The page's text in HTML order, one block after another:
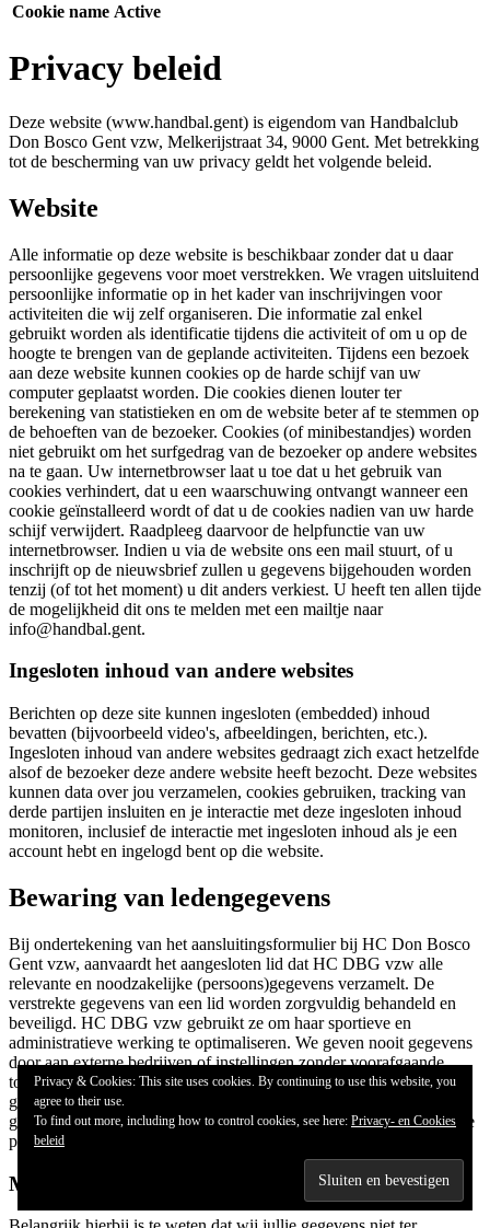
Cookie name Active
Privacy beleid
Deze website (www.handbal.gent) is eigendom van Handbalclub
Don Bosco Gent vzw, Melkerijstraat 34, 9000 Gent. Met betrekking
tot de bescherming van uw privacy geldt het volgende beleid.
Website
Alle informatie op deze website is beschikbaar zonder dat u daar
persoonlijke gegevens voor moet verstrekken. We vragen uitsluitend
persoonlijke informatie op in het kader van inschrijvingen voor
activiteiten die wij zelf organiseren. Die informatie zal enkel
gebruikt worden als identificatie tijdens die activiteit of om u op de
hoogte te brengen van de geplande activiteiten. Tijdens een bezoek
aan deze website kunnen cookies op de harde schijf van uw
computer geplaatst worden. Die cookies dienen louter ter
berekening van statistieken en om de website beter af te stemmen op
de behoeften van de bezoeker. Cookies (of minibestandjes) worden
niet gebruikt om het surfgedrag van de bezoeker op andere websites
na te gaan. Uw internetbrowser laat u toe dat u het gebruik van
cookies verhindert, dat u een waarschuwing ontvangt wanneer een
cookie geïnstalleerd wordt of dat u de cookies nadien van uw harde
schijf verwijdert. Raadpleeg daarvoor de helpfunctie van uw
internetbrowser. Indien u via de website ons een mail stuurt, of u
inschrijft op de nieuwsbrief zullen u gegevens bijgehouden worden
tenzij (of tot het moment) u dit anders verkiest. U heeft ten allen tijde
de mogelijkheid dit ons te melden met een mailtje naar
info@handbal.gent.
Ingesloten inhoud van andere websites
Berichten op deze site kunnen ingesloten (embedded) inhoud
bevatten (bijvoorbeeld video's, afbeeldingen, berichten, etc.).
Ingesloten inhoud van andere websites gedraagt zich exact hetzelfde
alsof de bezoeker deze andere website heeft bezocht. Deze websites
kunnen data over jou verzamelen, cookies gebruiken, tracking van
derde partijen insluiten en je interactie met deze ingesloten inhoud
monitoren, inclusief de interactie met ingesloten inhoud als je een
account hebt en ingelogd bent op die website.
Bewaring van ledengegevens
Bij ondertekening van het aansluitingsformulier bij HC Don Bosco
Gent vzw, aanvaardt het aangesloten lid dat HC DBG vzw alle
relevante en noodzakelijke (persoons)gegevens verzamelt. De
verstrekte gegevens van een lid worden zorgvuldig behandeld en
beveiligd. HC DBG vzw gebruikt ze om haar sportieve en
administratieve werking te optimaliseren. We geven nooit gegevens
door aan externe bedrijven of instellingen zonder voorafgaande
toestemming. Iedereen heeft recht op toegang tot zijn persoonlijke
gegevens en kan kosteloos een verbetering of verwijdering van de
gegevens vragen (cfr. de wet van 8/12/1992 ter bescherming van de
persoonlijke levenssfeer).
Met wie we jouw data (wel) delen
Privacy & Cookies: This site uses cookies. By continuing to use this website, you
agree to their use.
To find out more, including how to control cookies, see here: Privacy- en Cookies
beleid